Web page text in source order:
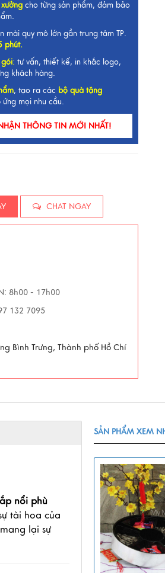
cho từng sản phẩm, đảm bảo
mài quy mô lớn gần trung tâm TP.
phút.
: tư vấn, thiết kế, in khắc logo,
khách hàng.
, tạo ra các bộ quà tặng
mọi nhu cầu.
THÔNG TIN MỚI NHẤT!
CHAT NGAY
8h00 - 17h00
132 7095
Bình Trưng, Thành phố Hồ Chí
nổi phù
tài hoa của
lại sự
SẢN PHẨM XEM